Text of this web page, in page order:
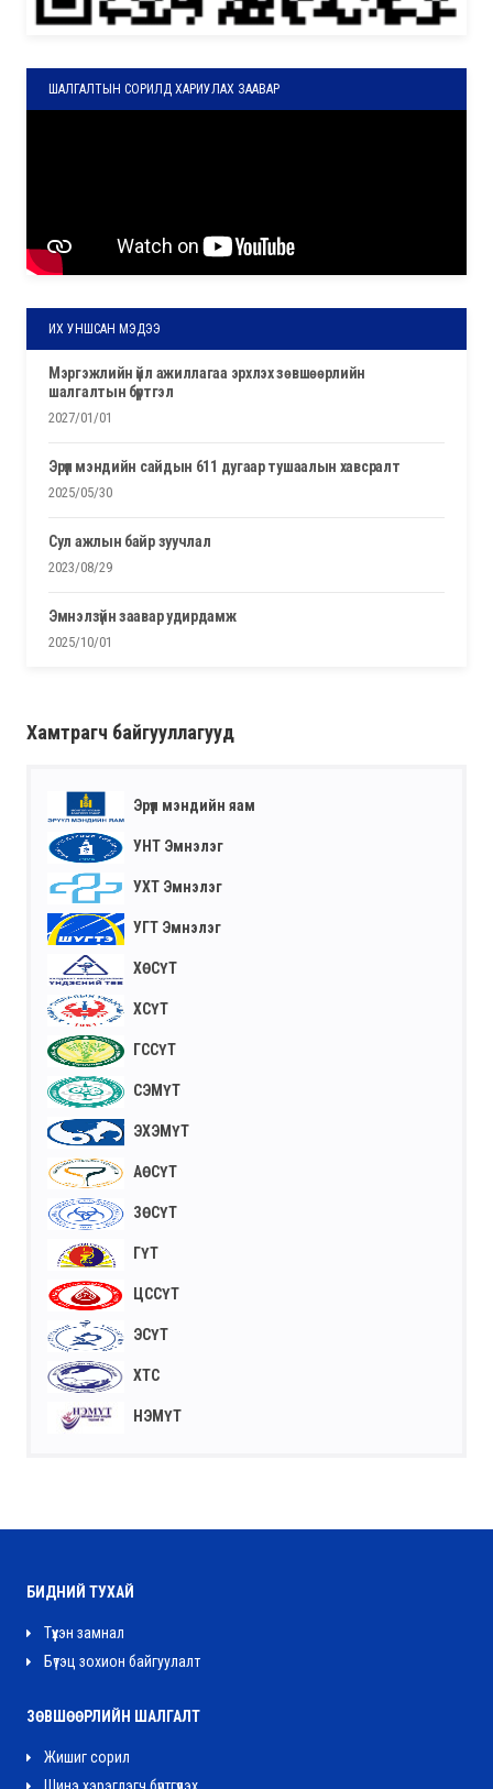
ШАЛГАЛТЫН СОРИЛД ХАРИУЛАХ ЗААВАР
ИХ УНШСАН МЭДЭЭ
мэргэжлийн үйл ажиллагаа эрхлэх зөвшөөрлийн
шалгалтын бүртгэл
2027/01/01
эрүүл мэндийн сайдын 611 дугаар тушаалын хавсралт
2025/05/30
сул ажлын байр зуучлал
2023/08/29
эмнэлзүйн заавар удирдамж
2025/10/01
Хамтрагч байгууллагууд
Эрүүл мэндийн яам
УНТ Эмнэлэг
УХТ Эмнэлэг
УГТ Эмнэлэг
ХӨСҮТ
ХСҮТ
ГССҮТ
СЭМҮТ
ЭХЭМҮТ
АӨСҮТ
ЗӨСҮТ
ГҮТ
ЦССҮТ
ЭСҮТ
ХТС
НЭМҮТ
БИДНИЙ ТУХАЙ
Түүхэн замнал
Бүтэц зохион байгуулалт
ЗӨВШӨӨРЛИЙН ШАЛГАЛТ
Жишиг сорил